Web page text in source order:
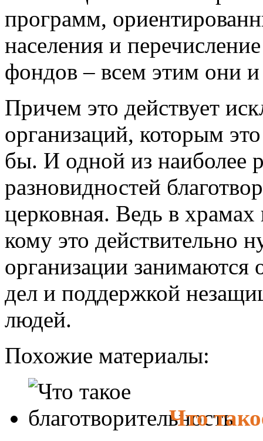
программ,
населения и
фондов – всем этим они
Причем это действует
организаций, которым
бы. И одной из наиболее
разновидностей
церковная. Ведь в храмах
кому это действительно
организации
дел и поддержкой
людей.
Похожие материалы:
Что